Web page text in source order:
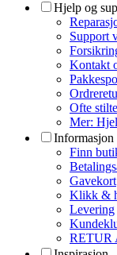
Hjelp og
Support
Kontakt
Ofte
Mer:
Informasjon
Finn
Gavekort
Klikk &
Levering
RETUR